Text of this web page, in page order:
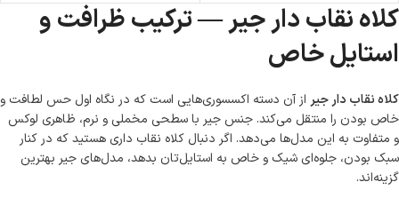
کلاه نقاب دار جیر — ترکیب ظرافت و
استایل خاص
کلاه نقاب دار جیر از آن دسته اکسسوری‌هایی است که در نگاه اول حس لطافت و
خاص بودن را منتقل می‌کند. جنس جیر با سطحی مخملی و نرم، ظاهری لوکس
و متفاوت به این مدل‌ها می‌دهد. اگر دنبال کلاه نقاب داری هستید که در کنار
سبک بودن، جلوه‌ای شیک و خاص به استایل‌تان بدهد، مدل‌های جیر بهترین
گزینه‌اند.